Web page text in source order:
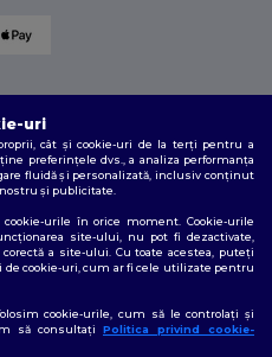
rezervate
uri
cât și cookie-uri de la terți pentru a
preferințele dvs., a analiza performanța
fluidă și personalizată, inclusiv conținut
și publicitate.
urile în orice moment. Cookie-urile
site-ului, nu pot fi dezactivate,
a site-ului. Cu toate acestea, puteți
cookie-uri, cum ar fi cele utilizate pentru
cookie-urile, cum să le controlați și
să consultați Politica privind cookie-